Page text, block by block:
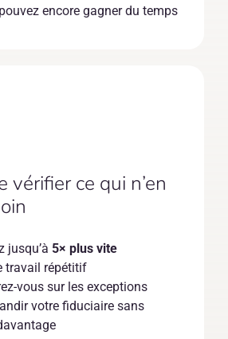
encore gagner du temps
vérifier ce qui n’en
jusqu’à 5× plus vite
travail répétitif
vous sur les exceptions
votre fiduciaire sans